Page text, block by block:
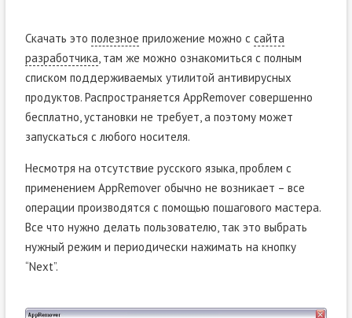
Скачать это полезное приложение можно с сайта
разработчика, там же можно ознакомиться с полным
списком поддерживаемых утилитой антивирусных
продуктов. Распространяется AppRemover совершенно
бесплатно, установки не требует, а поэтому может
запускаться с любого носителя.
Несмотря на отсутствие русского языка, проблем с
применением AppRemover обычно не возникает – все
операции производятся с помощью пошагового мастера.
Все что нужно делать пользователю, так это выбрать
нужный режим и периодически нажимать на кнопку
“Next”.